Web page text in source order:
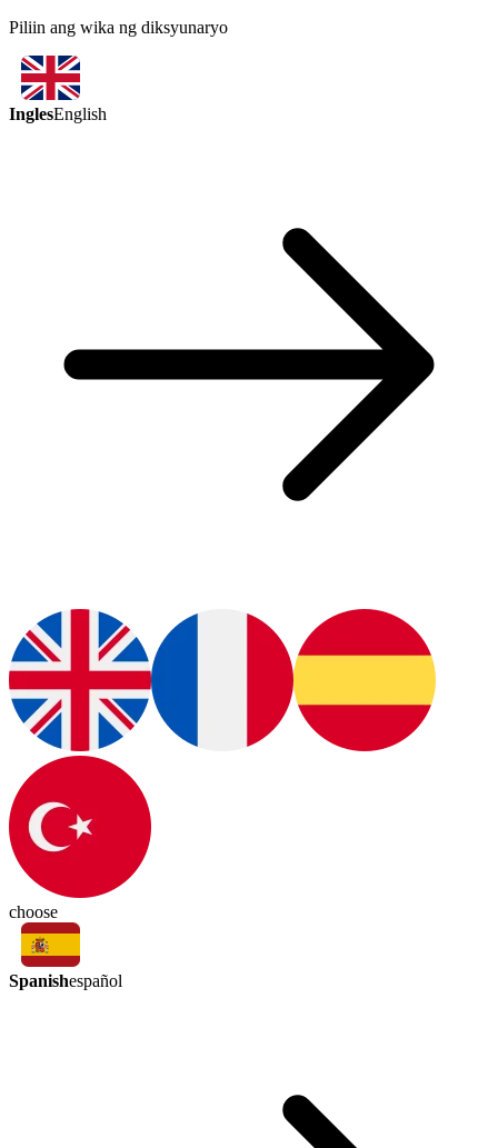
Piliin ang wika ng diksyunaryo
InglesEnglish
choose
Spanishespañol